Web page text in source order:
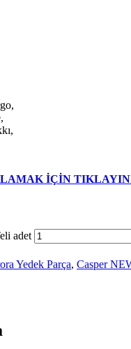
İÇİN
adet
Yedek Parça, Casper